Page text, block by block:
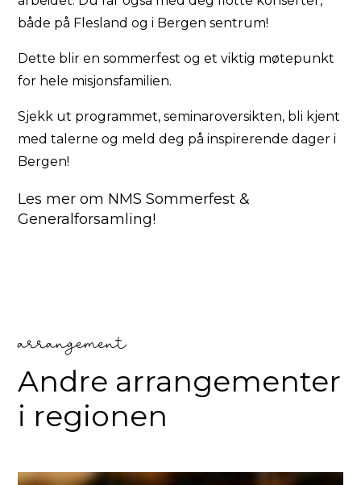
både på Flesland og i Bergen sentrum!
Dette blir en sommerfest og et viktig møtepunkt
for hele misjonsfamilien.
Sjekk ut programmet, seminaroversikten, bli kjent
med talerne og meld deg på inspirerende dager i
Bergen!
Les mer om NMS Sommerfest &
Generalforsamling!
arrangement
Andre arrangementer
i regionen